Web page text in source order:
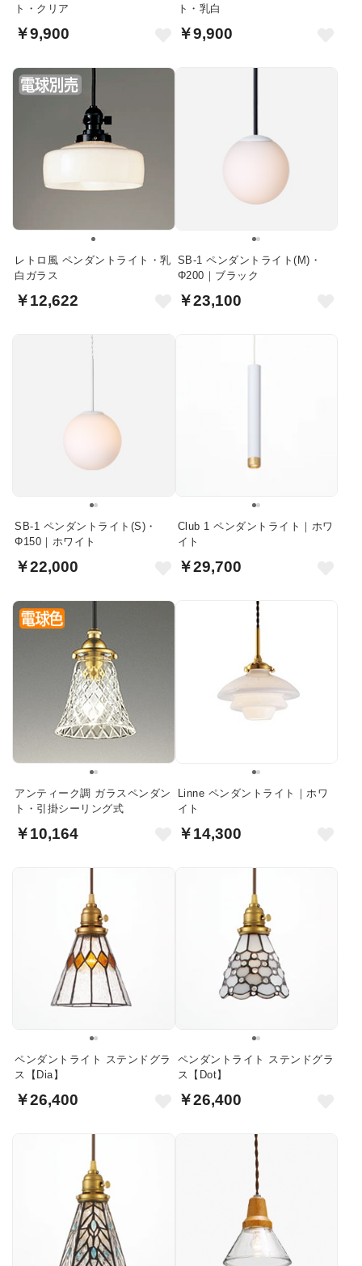
ト・クリア
￥9,900
ト・乳白
￥9,900
レトロ風 ペンダントライト・乳
白ガラス
￥12,622
SB-1 ペンダントライト(M)・
Φ200｜ブラック
￥23,100
SB-1 ペンダントライト(S)・
Φ150｜ホワイト
￥22,000
Club 1 ペンダントライト｜ホワ
イト
￥29,700
アンティーク調 ガラスペンダン
ト・引掛シーリング式
￥10,164
Linne ペンダントライト｜ホワ
イト
￥14,300
ペンダントライト ステンドグラ
ス【Dia】
￥26,400
ペンダントライト ステンドグラ
ス【Dot】
￥26,400